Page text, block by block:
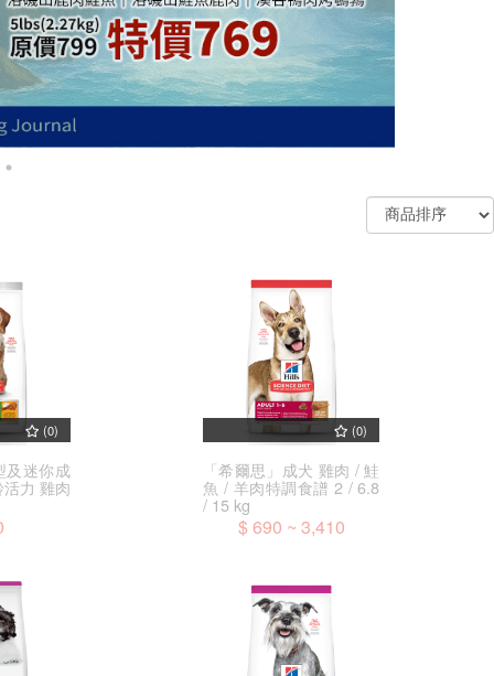
(0)
及迷你成
力 雞肉
(0)
「希爾思」成犬 雞肉 / 鮭
魚 / 羊肉特調食譜 2 / 6.8
/ 15 kg
$ 690 ~ 3,410